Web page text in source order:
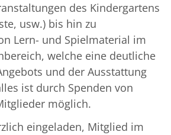
des Kindergartens
usw.) bis hin zu
Lern- und Spielmaterial im
welche eine deutliche
und der Ausstattung
ist durch Spenden von
möglich.
eingeladen, Mitglied im